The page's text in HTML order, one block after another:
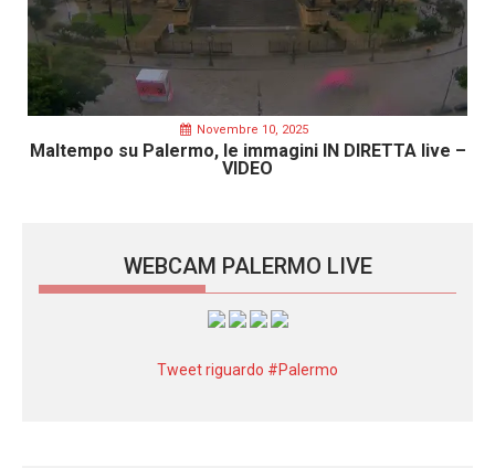
Novembre 10, 2025
Maltempo su Palermo, le immagini IN DIRETTA live –
VIDEO
WEBCAM PALERMO LIVE
Tweet riguardo #Palermo